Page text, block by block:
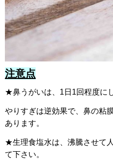
注意点
★鼻うがいは、1日1回程度に
やりすぎは逆効果で、鼻の粘
あります。
★生理食塩水は、沸騰させて
て下さい。